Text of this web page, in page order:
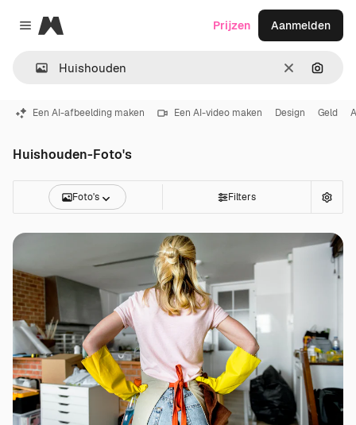
Close menu
Magnific
Wissen
Prijzen Aanmelden
Een AI-afbeelding maken Een AI-video maken Design Geld
Huishouden-Foto's
Foto's Filters